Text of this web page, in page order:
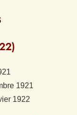
1921
1922